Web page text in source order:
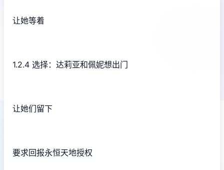
让她等着
1.2.4 选择：达莉亚和佩妮想出门
让她们留下
要求回报永恒天地授权